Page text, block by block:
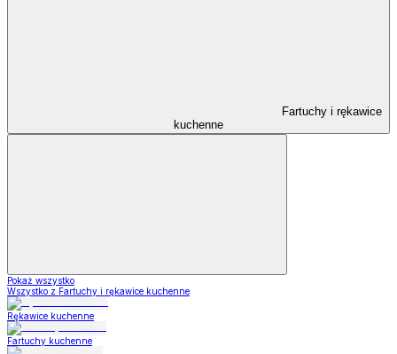
Fartuchy i rękawice
kuchenne
Pokaż wszystko
Wszystko z Fartuchy i rękawice kuchenne
Rękawice kuchenne
Fartuchy kuchenne